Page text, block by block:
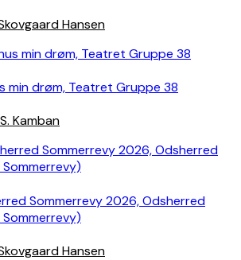
Hansen
min drøm, Teatret Gruppe 38
Kamban
Sommerrevy 2026, Odsherred
Hansen